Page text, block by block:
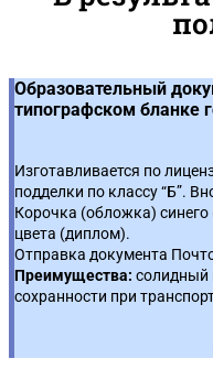
Как провести
5 Как составить
котировок
Работа с
🔥 Практические
Тренажера ЕИС*:
9
🔥 Практические
Контроль в
действий и
3 Порядок
5 Контрольные
6 Ответственность
Образовательный
типографском бланке
Изготавливается по
подделки по классу “Б”.
Корочка (обложка) синего
цвета (диплом).
Отправка документа
Преимущества: солидный
сохранности при